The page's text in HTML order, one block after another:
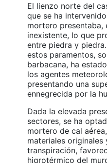
El lienzo norte del
que se ha
mortero presentaba,
inexistente, lo que
entre piedra y
estos paramentos,
barbacana, ha
los agentes
presentando una
ennegrecida por la
Dada la elevada
sectores, se ha
mortero de cal
materiales
transpiración,
higrotérmico del